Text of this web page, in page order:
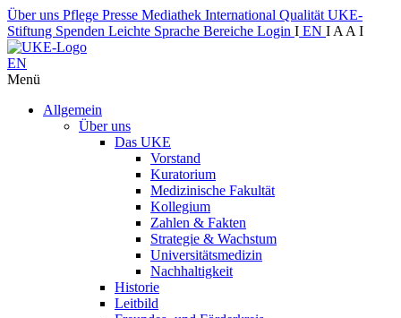
Über uns Pflege Presse Mediathek International Qualität UKE-
Stiftung Spenden Leichte Sprache Bereiche Login I EN I A A I
EN
Menü
Allgemein
Über uns
Das UKE
Vorstand
Kuratorium
Medizinische Fakultät
Kollegium
Zahlen & Fakten
Strategie & Wachstum
Universitätsmedizin
Nachhaltigkeit
Historie
Leitbild